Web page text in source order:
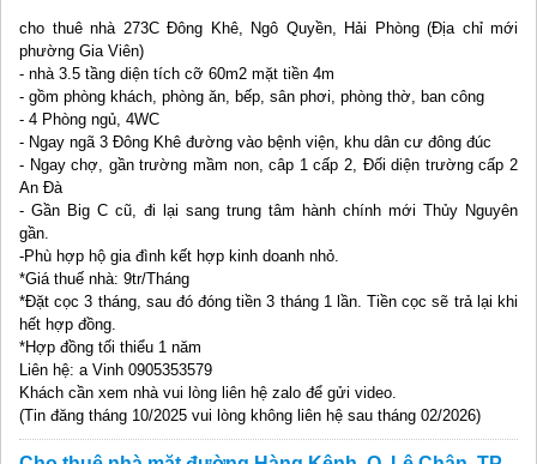
cho thuê nhà 273C Đông Khê, Ngô Quyền, Hải Phòng (Địa chỉ mới
phường Gia Viên)
- nhà 3.5 tầng diện tích cỡ 60m2 mặt tiền 4m
- gồm phòng khách, phòng ăn, bếp, sân phơi, phòng thờ, ban công
- 4 Phòng ngủ, 4WC
- Ngay ngã 3 Đông Khê đường vào bệnh viện, khu dân cư đông đúc
- Ngay chợ, gần trường mầm non, câp 1 cấp 2, Đối diện trường cấp 2
An Đà
- Gần Big C cũ, đi lại sang trung tâm hành chính mới Thủy Nguyên
gần.
-Phù hợp hộ gia đình kết hợp kinh doanh nhỏ.
*Giá thuế nhà: 9tr/Tháng
*Đặt cọc 3 tháng, sau đó đóng tiền 3 tháng 1 lần. Tiền cọc sẽ trả lại khi
hết hợp đồng.
*Hợp đồng tối thiểu 1 năm
Liên hệ: a Vinh 0905353579
Khách cần xem nhà vui lòng liên hệ zalo để gửi video.
(Tin đăng tháng 10/2025 vui lòng không liên hệ sau tháng 02/2026)